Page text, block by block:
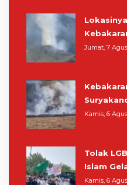
Kawasan
Jumat, 7
Kamis, 6
Tolak
Islam
Cianjur
Kamis, 6